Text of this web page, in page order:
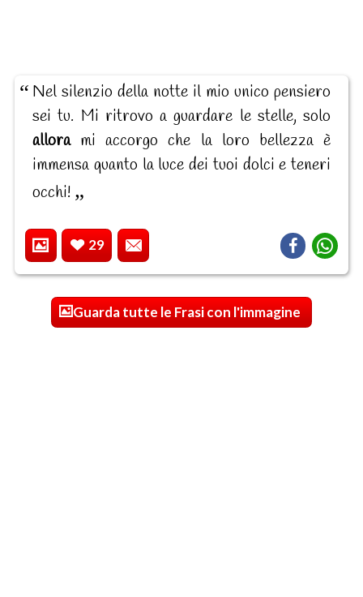
Nel silenzio della notte il mio unico pensiero
sei tu. Mi ritrovo a guardare le stelle, solo
allorami accorgo che la loro bellezza è
immensa quanto la luce dei tuoi dolci e teneri
occhi!
29
Guarda tutte le Frasi con l'immagine